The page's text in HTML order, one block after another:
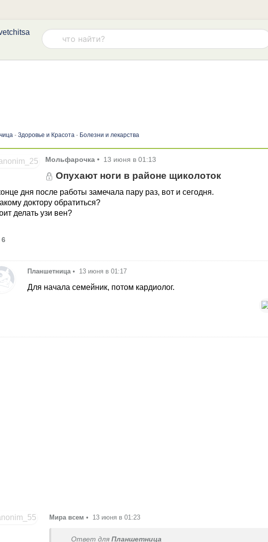
- Здоровье и Красота - Болезни и лекарства
Мольфарочка • 13 июня в 01:13
Опухают ноги в районе щиколоток
дня после работы замечала пару раз, вот и сегодня.
доктору обратиться?
делать узи вен?
6
Планшетница • 13 июня в 01:17
Для начала семейник, потом кардиолог.
Мира всем • 13 июня в 01:23
Ответ для Планшетница